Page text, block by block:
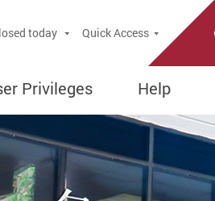
today Quick Access
Privileges Help